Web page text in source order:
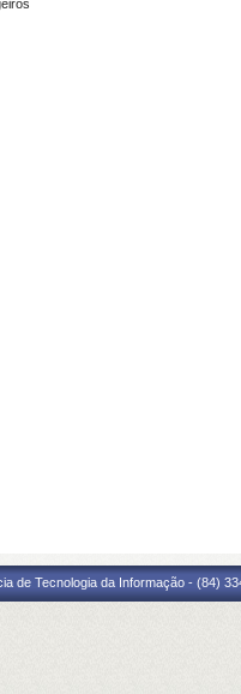
de Tecnologia da Informação - (84)